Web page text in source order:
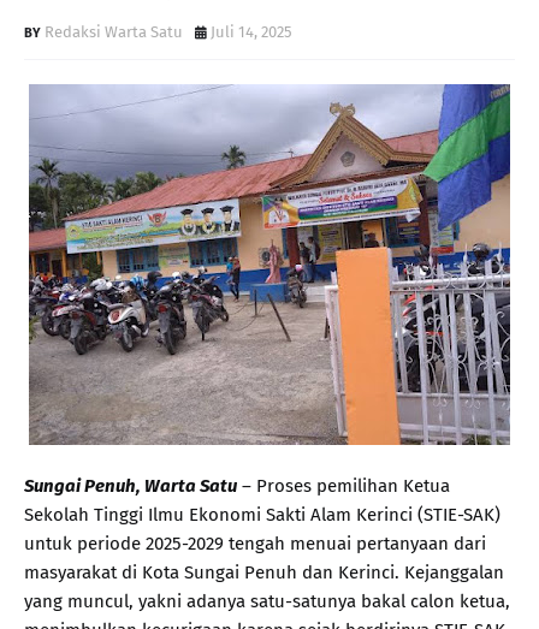
Redaksi Warta Satu Juli 14, 2025
Sungai Penuh, Warta Satu – Proses pemilihan Ketua
Sekolah Tinggi Ilmu Ekonomi Sakti Alam Kerinci (STIE-SAK)
untuk periode 2025-2029 tengah menuai pertanyaan dari
masyarakat di Kota Sungai Penuh dan Kerinci. Kejanggalan
yang muncul, yakni adanya satu-satunya bakal calon ketua,